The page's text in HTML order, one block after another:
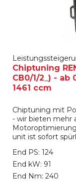
Chiptuning
CB0/1/2_) - ab
1461 ccm
Chiptuning mit
- wir bieten mehr
unit ist sofort
End PS: 124
End kW: 91
End Nm: 240